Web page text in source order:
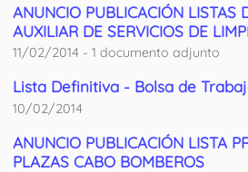
ANUNCIO PUBLICACIÓN LISTAS
AUXILIAR DE SERVICIOS DE
11/02/2014 - 1 documento adjunto
Lista Definitiva - Bolsa de
10/02/2014
ANUNCIO PUBLICACIÓN LISTA
PLAZAS CABO BOMBEROS